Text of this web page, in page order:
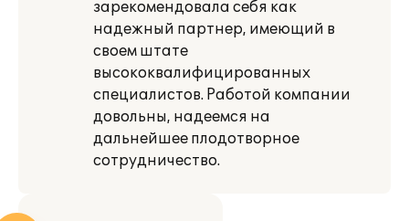
зарекомендовала себя как
надежный партнер, имеющий в
своем штате
высококвалифицированных
специалистов. Работой компании
довольны, надеемся на
дальнейшее плодотворное
сотрудничество.